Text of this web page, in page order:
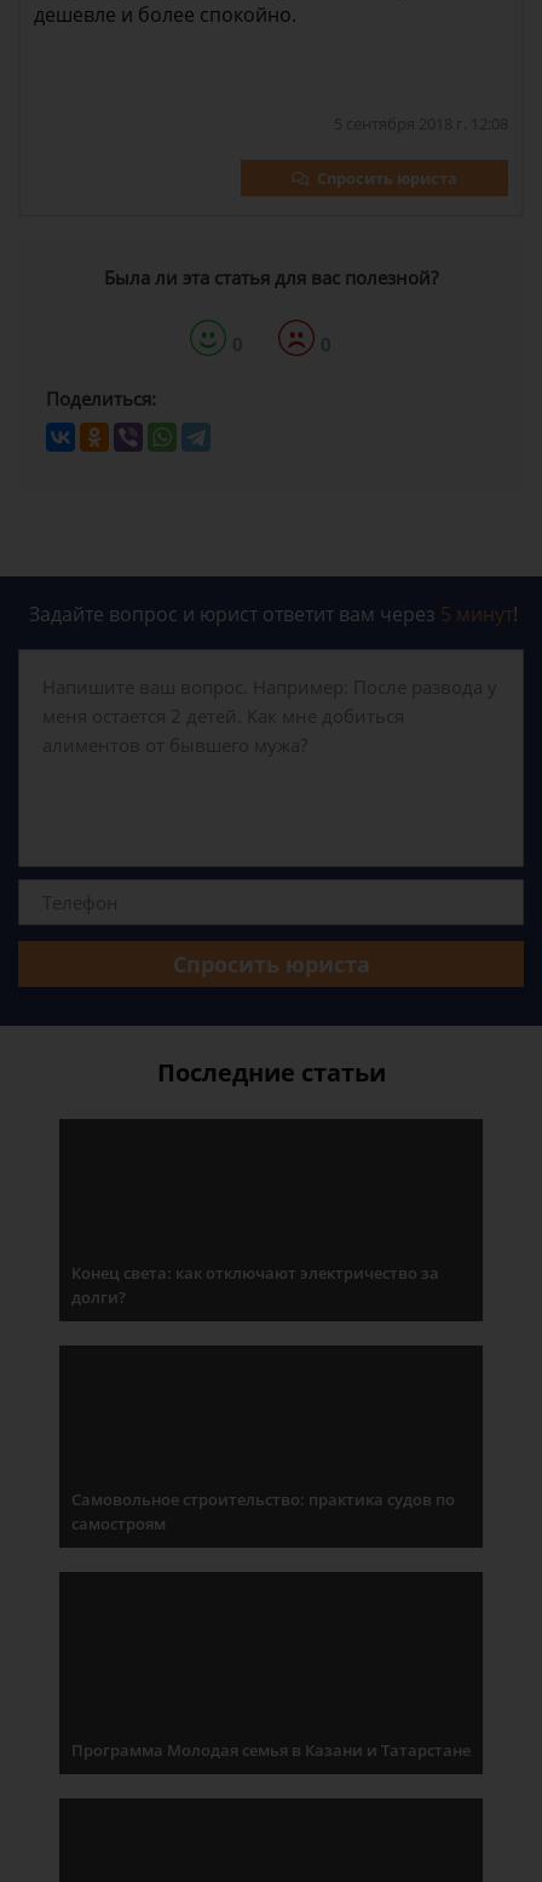
дешевле и более спокойно.
5 сентября 2018 г. 12:08
Спросить юриста
Была ли эта статья для вас полезной?
0 0
Поделиться:
Задайте вопрос и юрист ответит вам через 5 минут!
Спросить юриста
Последние статьи
Конец света: как отключают электричество за
долги?
Самовольное строительство: практика судов по
самостроям
Программа Молодая семья в Казани и Татарстане